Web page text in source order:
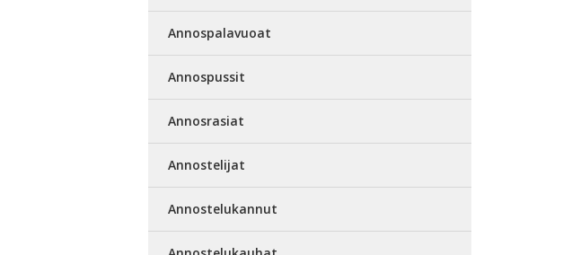
Annospalavuoat
Annospussit
Annosrasiat
Annostelijat
Annostelukannut